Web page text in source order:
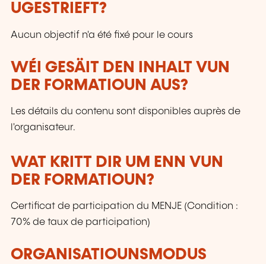
UGESTRIEFT?
Aucun objectif n'a été fixé pour le cours
WÉI GESÄIT DEN INHALT VUN
DER FORMATIOUN AUS?
Les détails du contenu sont disponibles auprès de
l'organisateur.
WAT KRITT DIR UM ENN VUN
DER FORMATIOUN?
Certificat de participation du MENJE (Condition :
70% de taux de participation)
ORGANISATIOUNSMODUS